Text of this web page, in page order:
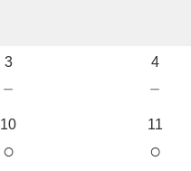
3
－
4
－
10
○
11
○